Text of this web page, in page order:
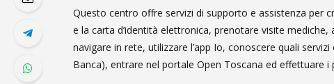
Questo centro offre servizi di supporto e assistenza per
e la carta d’identità elettronica, prenotare visite
navigare in rete, utilizzare l’app Io, conoscere quali
Banca), entrare nel portale Open Toscana ed effettuare